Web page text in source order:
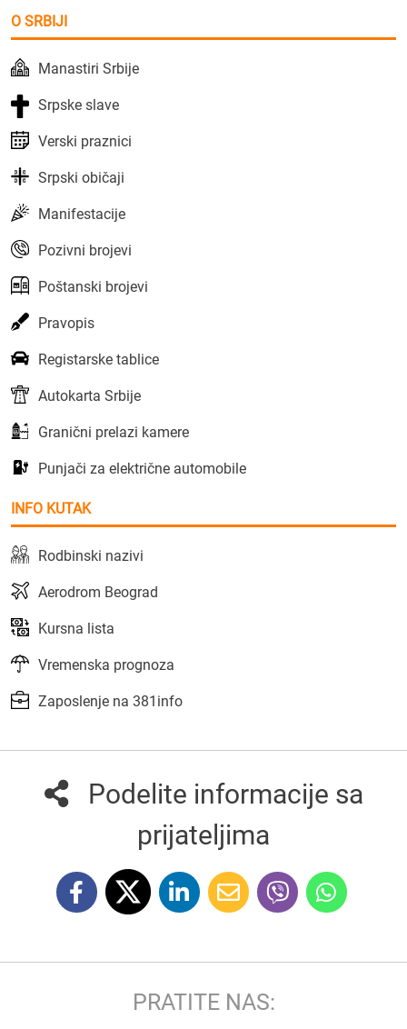
O SRBIJI
Manastiri Srbije
Srpske slave
Verski praznici
Srpski običaji
Manifestacije
Pozivni brojevi
Poštanski brojevi
Pravopis
Registarske tablice
Autokarta Srbije
Granični prelazi kamere
Punjači za električne automobile
INFO KUTAK
Rodbinski nazivi
Aerodrom Beograd
Kursna lista
Vremenska prognoza
Zaposlenje na 381info
Podelite informacije sa
prijateljima
PRATITE NAS: